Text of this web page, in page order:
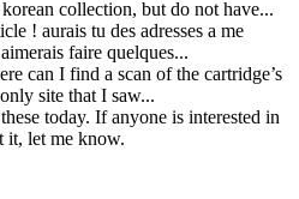
collection, but do not have...
! aurais tu des adresses a me
faire quelques...
can I find a scan of the cartridge’s
site that I saw...
today. If anyone is interested in
it, let me know.